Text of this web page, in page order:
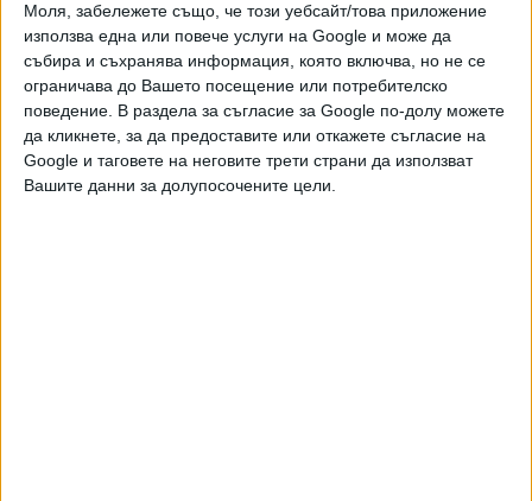
Моля, забележете също, че този уебсайт/това приложение
използва една или повече услуги на Google и може да
събира и съхранява информация, която включва, но не се
ограничава до Вашето посещение или потребителско
поведение. В раздела за съгласие за Google по-долу можете
да кликнете, за да предоставите или откажете съгласие на
Google и таговете на неговите трети страни да използват
Вашите данни за долупосочените цели.
възможността за връщане на стари лекарства във всяка
аптека "Софармаси", което има екологични ефекти,
както заводът на фармацевтичната компания в
троянското село Врабчево, който привлякъл много
млади хора в селото, славещо се вече като първото
село с банкомат.